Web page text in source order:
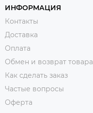
ИНФОРМАЦИЯ
Контакты
Доставка
Оплата
Обмен и возврат товара
Как сделать заказ
Частые вопросы
Оферта